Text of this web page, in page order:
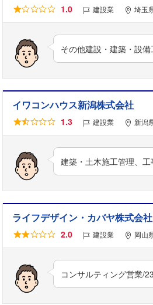
1.0 建設業 埼玉
その他建設・建築・設
イワコンハウス新潟株式会社
1.3 建設業 新潟
建築・土木施工管理、
ライフデザイン・カバヤ株式会社
2.0 建設業 岡山
コンサルティング営業/